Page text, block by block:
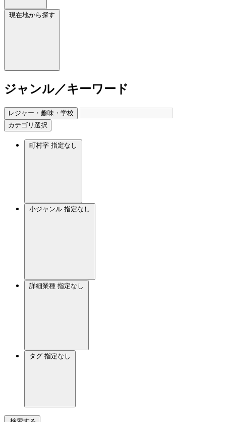
現在地から探す
ジャンル／キーワード
レジャー・趣味・学校
カテゴリ選択
町村字 指定なし
小ジャンル 指定なし
詳細業種 指定なし
タグ 指定なし